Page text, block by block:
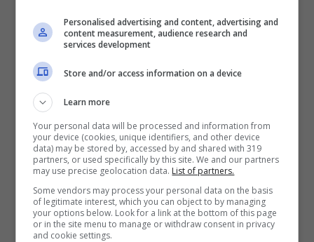
Tell me how you get through these nights
without the promise of her love
keeping you blind
Tell me how you know that you’re right
and pictures are enough
to keep fooling your eyes
Personalised advertising and content, advertising and
content measurement, audience research and
services development
Store and/or access information on a device
Learn more
Your personal data will be processed and information from
your device (cookies, unique identifiers, and other device
data) may be stored by, accessed by and shared with 319
partners, or used specifically by this site. We and our partners
may use precise geolocation data. List of partners.
Some vendors may process your personal data on the basis
of legitimate interest, which you can object to by managing
your options below. Look for a link at the bottom of this page
or in the site menu to manage or withdraw consent in privacy
and cookie settings.